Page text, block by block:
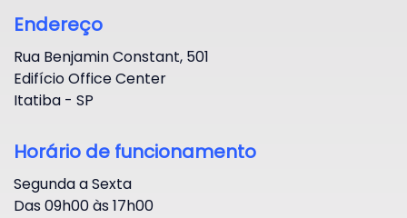
Endereço
Rua Benjamin Constant, 501
Edifício Office Center
Itatiba - SP
Horário de funcionamento
Segunda a Sexta
Das 09h00 às 17h00